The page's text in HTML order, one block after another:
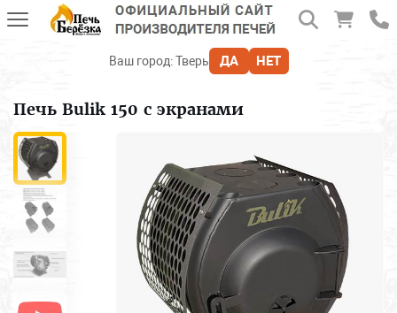
Ваш город: Тверь ДА НЕТ
Печь Bulik 150 с экранами
Печи для бани
Печь-камин
Отопительные печи
Печи и камины BLACK STOVE